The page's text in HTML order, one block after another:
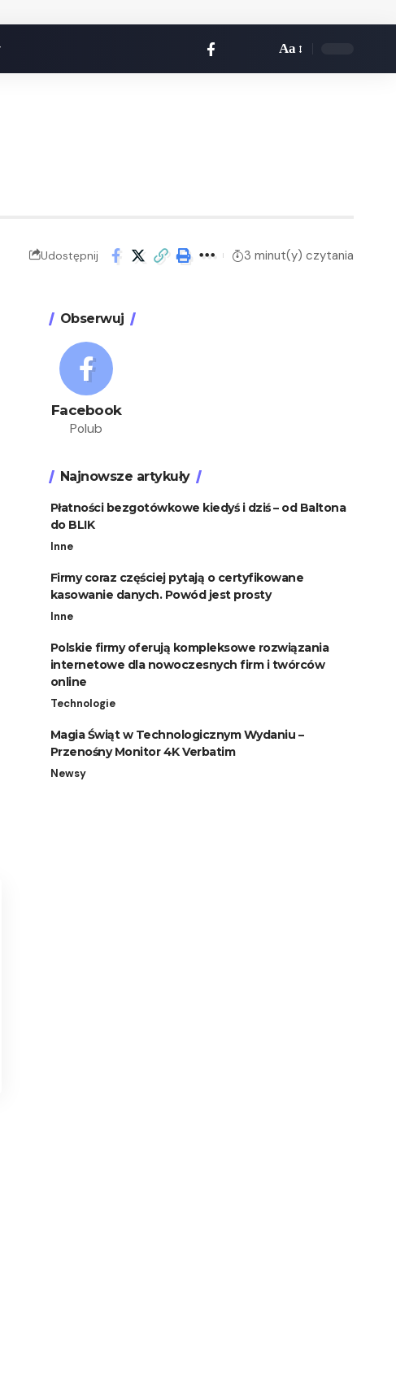
Aa
Udostępnij 3 minut(y) czytania
Obserwuj
Facebook
Polub
Najnowsze artykuły
Płatności bezgotówkowe kiedyś i dziś – od Baltona
do BLIK
Inne
Firmy coraz częściej pytają o certyfikowane
kasowanie danych. Powód jest prosty
Inne
Polskie firmy oferują kompleksowe rozwiązania
internetowe dla nowoczesnych firm i twórców
online
Technologie
Magia Świąt w Technologicznym Wydaniu –
Przenośny Monitor 4K Verbatim
Newsy